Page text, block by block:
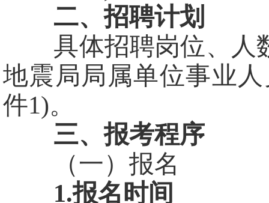
二、招聘计划
具体招聘岗位、人数
地震局局属单位事业
件1)。
三、报考程序
（一）报名
1.报名时间